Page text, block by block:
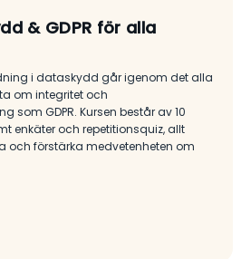
& GDPR för alla
i dataskydd går igenom det alla
om integritet och
som GDPR. Kursen består av 10
enkäter och repetitionsquiz, allt
och förstärka medvetenheten om